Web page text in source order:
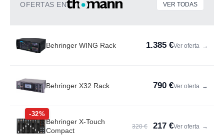
OFERTAS EN VER TODAS
Behringer WING Rack 1.385 €Ver oferta →
Behringer X32 Rack 790 €Ver oferta →
-32%
Behringer X-Touch
Compact
320 € 217 €Ver oferta →